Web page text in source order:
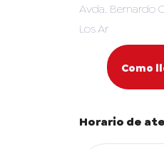
Avda. Bernardo
Los Ar
Como
Horario de